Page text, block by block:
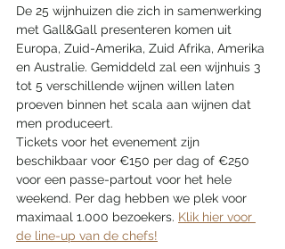
De 25 wijnhuizen die zich in samenwerking
met Gall&Gall presenteren komen uit
Europa, Zuid-Amerika, Zuid Afrika, Amerika
en Australie. Gemiddeld zal een wijnhuis 3
tot 5 verschillende wijnen willen laten
proeven binnen het scala aan wijnen dat
men produceert.
Tickets voor het evenement zijn
beschikbaar voor €150 per dag of €250
voor een passe-partout voor het hele
weekend. Per dag hebben we plek voor
maximaal 1.000 bezoekers. Klik hier voor
de line-up van de chefs!